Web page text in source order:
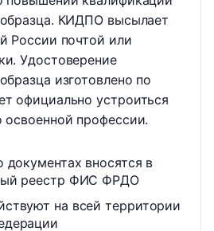
образца. КИДПО высылает
России почтой или
Удостоверение
изготовлено по
официально устроиться
профессии.
документах вносятся в
реестр ФИС ФРДО
на всей территории